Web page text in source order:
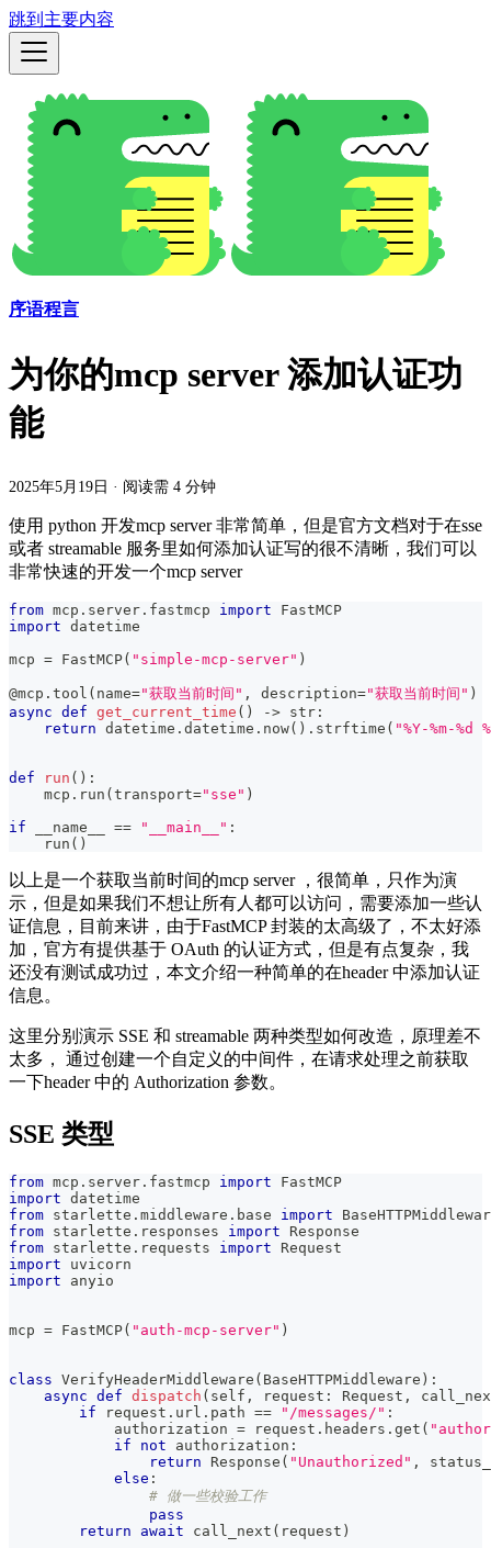
跳到主要内容
序语程言
为你的mcp server 添加认证功
能
2025年5月19日 · 阅读需 4 分钟
使用 python 开发mcp server 非常简单，但是官方文档对于在sse
或者 streamable 服务里如何添加认证写的很不清晰，我们可以
非常快速的开发一个mcp server
from mcp . server . fastmcp import FastMCP
import datetime
mcp = FastMCP( "simple-mcp-server" )
@mcp . tool ( name="获取当前时间" , description="获取当前时间" )
async def get_current_time ( ) -> str :
return datetime . datetime . now( ) . strftime ( "%Y-%m-%d
def run ( ) :
    mcp
. run ( transport="sse" )
if __name__ == "__main__" :
    run
( )
以上是一个获取当前时间的mcp server ，很简单，只作为演
示，但是如果我们不想让所有人都可以访问，需要添加一些认
证信息，目前来讲，由于FastMCP 封装的太高级了，不太好添
加，官方有提供基于 OAuth 的认证方式，但是有点复杂，我
还没有测试成功过，本文介绍一种简单的在header 中添加认证
信息。
这里分别演示 SSE 和 streamable 两种类型如何改造，原理差不
太多， 通过创建一个自定义的中间件，在请求处理之前获取
一下header 中的 Authorization 参数。
SSE 类型
from mcp . server . fastmcp import FastMCP
import datetime
from starlette . middleware . base import
from starlette . responses import Response
from starlette . requests import Request
import uvicorn
import anyio
mcp = FastMCP( "auth-mcp-server" )
class VerifyHeaderMiddleware ( BaseHTTPMiddleware ) :
async def dispatch ( self , request : Request ,
if request . url . path == "/messages/" :
            authorization
= request . headers . get (
if
not authorization :
return Response ( "Unauthorized" ,
else :
# 做一些校验工作
pass
return
await call_next ( request )